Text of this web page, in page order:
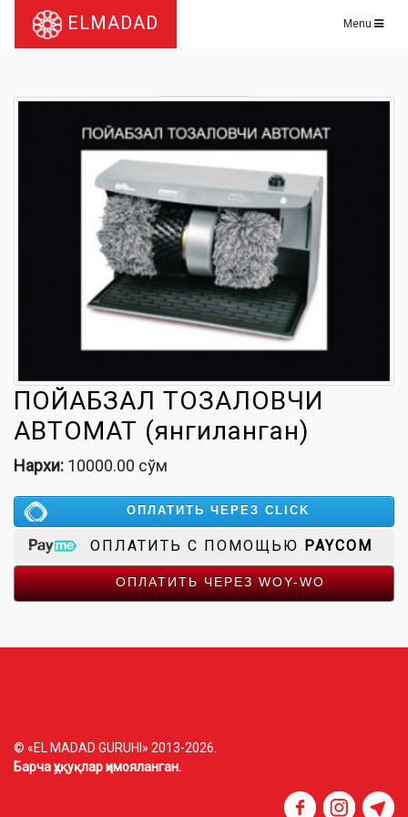
ELMADAD Menu
ПОЙАБЗАЛ ТОЗАЛОВЧИ
АВТОМАТ (янгиланган)
Нархи: 10000.00 сўм
ОПЛАТИТЬ ЧЕРЕЗ CLICK
ОПЛАТИТЬ С ПОМОЩЬЮ PAYCOM
ОПЛАТИТЬ ЧЕРЕЗ WOY-WO
© «EL MADAD GURUHI» 2013-2026.
Барча ҳуқуқлар ҳимояланган.